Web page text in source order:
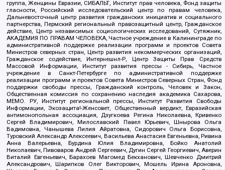
группа, Женщины Евразии, СИБАЛЬТ, Институт прав человека, Фонд защиты
гласности, Российский исследовательский центр по правам человека,
Дальневосточный центр развития гражданских инициатив и социального
партнерства, Пермский региональный правозащитный центр, Гражданское
действие, Центр независимых социологических исследований, Сутяжник,
АКАДЕМИЯ ПО ПРАВАМ ЧЕЛОВЕКА, Частное учреждение в Калининграде по
административной поддержке реализации программ и проектов Совета
Министров северных стран, Центр развития некоммерческих организаций,
Гражданское содействие, Интернешнл-Р, Центр Защиты Прав Средств
Массовой Информации, Институт развития прессы - Сибирь, Частное
учреждение в Санкт-Петербурге по административной поддержке
реализации программ и проектов Совета Министров Северных Стран, Фонд
поддержки свободы прессы, Гражданский контроль, Человек и Закон,
Общественная комиссия по сохранению наследия академика Сахарова,
МЕМО. РУ, Институт региональной прессы, Институт Развития Свободы
Информации, Экозащита!-Женсовет, Общественный вердикт, Евразийская
антимонопольная ассоциация, Дзугкоева Регина Николаевна, Кривенко
Сергей Владимирович, Милославский Павел Юрьевич, Шнырова Ольга
Вадимовна, Чанышева Лилия Айратовна, Сидорович Ольга Борисовна,
Туровский Александр Алексеевич, Васильева Анастасия Евгеньевна, Ривина
Анна Валерьевна, Бурдина Юлия Владимировна, Бойко Анатолий
Николаевич, Пивоваров Андрей Сергеевич, Дугин Сергей Георгиевич, Аверин
Виталий Евгеньевич, Барахоев Магомед Бекханович, Шевченко Дмитрий
Александрович, Шарипков Олег Викторович, Мошель Ирина Ароновна,